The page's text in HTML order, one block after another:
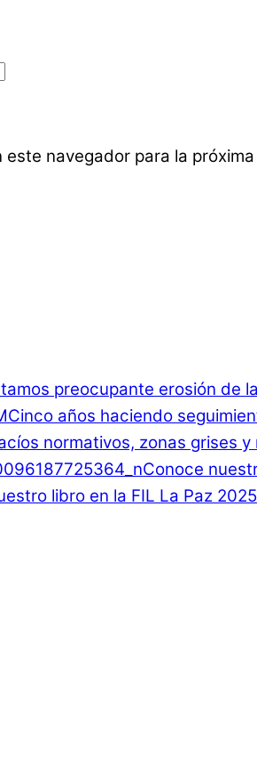
navegador para la
preocupante erosión de
Cinco años haciendo
normativos, zonas grises
Conoce
libro en la FIL La Paz 2025